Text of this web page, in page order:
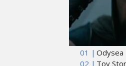
01 | Odysea
02 | Toy